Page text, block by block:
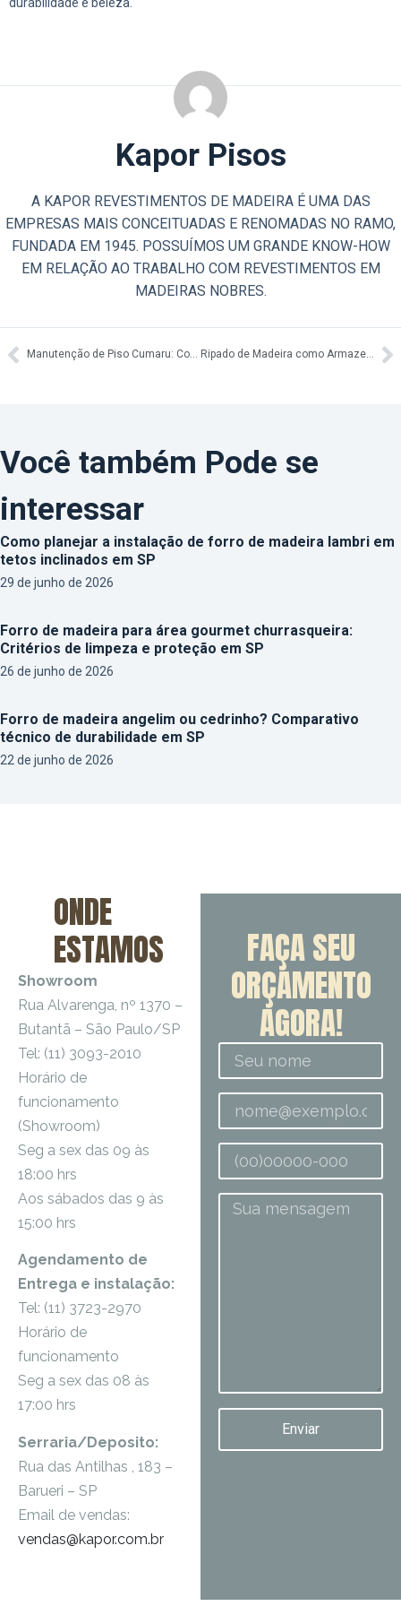
Kapor Pisos
A KAPOR REVESTIMENTOS DE MADEIRA É UMA DAS
EMPRESAS MAIS CONCEITUADAS E RENOMADAS NO RAMO,
FUNDADA EM 1945. POSSUÍMOS UM GRANDE KNOW-HOW
EM RELAÇÃO AO TRABALHO COM REVESTIMENTOS EM
MADEIRAS NOBRES.
Manutenção de Piso Cumaru: Conservação de alto padrão Ripado de Madeira como Armazenamento Inteligente
Você também Pode se
interessar
Como planejar a instalação de forro de madeira lambri em
tetos inclinados em SP
29 de junho de 2026
Forro de madeira para área gourmet churrasqueira:
Critérios de limpeza e proteção em SP
26 de junho de 2026
Forro de madeira angelim ou cedrinho? Comparativo
técnico de durabilidade em SP
22 de junho de 2026
ONDE
ESTAMOS
Showroom
Rua Alvarenga, nº 1370 –
Butantã – São Paulo/SP
Tel: (11) 3093-2010
Horário de
funcionamento
(Showroom)
Seg a sex das 09 às
18:00 hrs
Aos sábados das 9 às
15:00 hrs
Agendamento de
Entrega e instalação:
Tel: (11) 3723-2970
Horário de
funcionamento
Seg a sex das 08 às
17:00 hrs
Serraria/Deposito:
Rua das Antilhas , 183 –
Barueri – SP
Email de vendas:
vendas@kapor.com.br
FAÇA SEU
ORÇAMENTO
AGORA!
Enviar